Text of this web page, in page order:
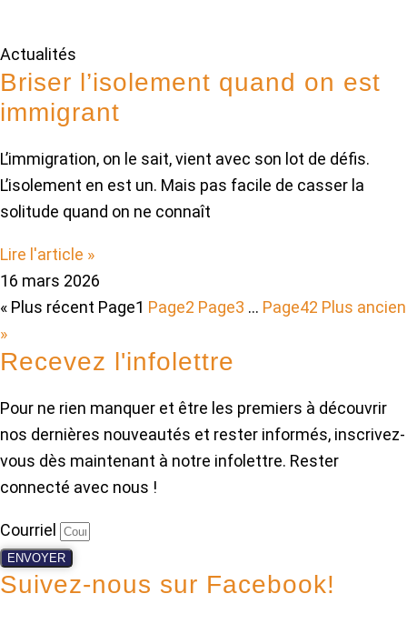
Actualités
Briser l’isolement quand on est
immigrant
L’immigration, on le sait, vient avec son lot de défis.
L’isolement en est un. Mais pas facile de casser la
solitude quand on ne connaît
Lire l'article »
16 mars 2026
« Plus récent Page1 Page2 Page3 … Page42 Plus ancien
»
Recevez l'infolettre
Pour ne rien manquer et être les premiers à découvrir
nos dernières nouveautés et rester informés, inscrivez-
vous dès maintenant à notre infolettre. Rester
connecté avec nous !
Courriel
ENVOYER
Suivez-nous sur Facebook!